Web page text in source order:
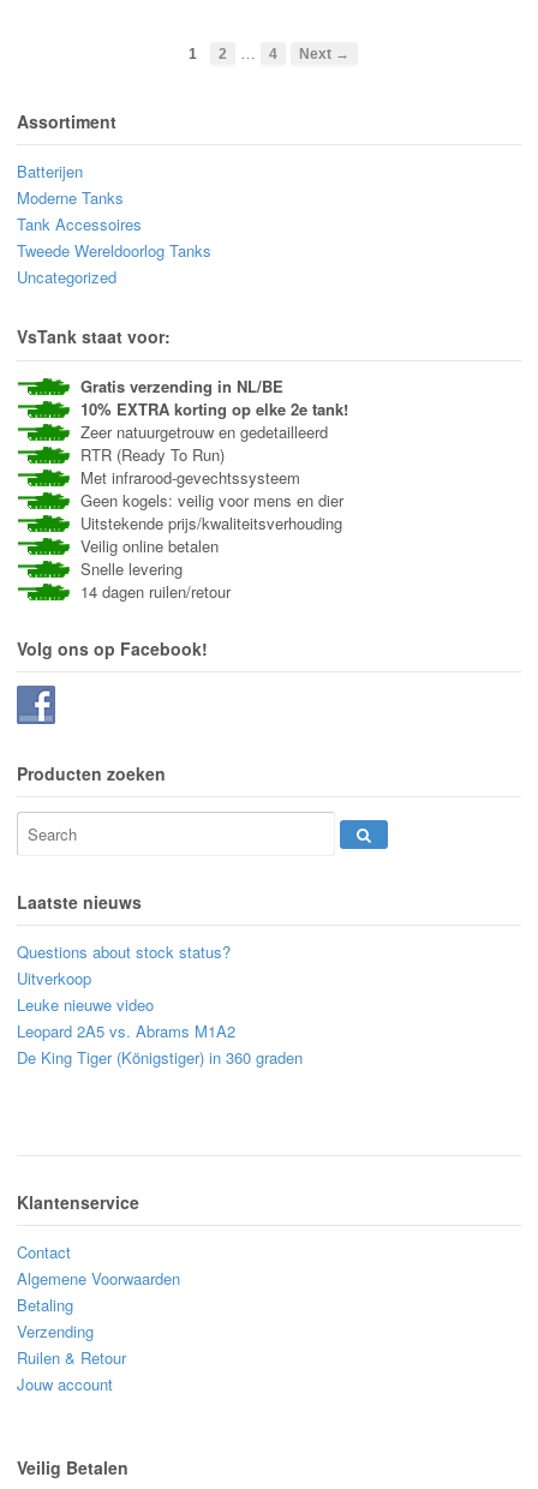
1 2 … 4 Next →
Assortiment
Batterijen
Moderne Tanks
Tank Accessoires
Tweede Wereldoorlog Tanks
Uncategorized
VsTank staat voor:
Gratis verzending in NL/BE
10% EXTRA korting op elke 2e tank!
Zeer natuurgetrouw en gedetailleerd
RTR (Ready To Run)
Met infrarood-gevechtssysteem
Geen kogels: veilig voor mens en dier
Uitstekende prijs/kwaliteitsverhouding
Veilig online betalen
Snelle levering
14 dagen ruilen/retour
Volg ons op Facebook!
Producten zoeken
Laatste nieuws
Questions about stock status?
Uitverkoop
Leuke nieuwe video
Leopard 2A5 vs. Abrams M1A2
De King Tiger (Königstiger) in 360 graden
Klantenservice
Contact
Algemene Voorwaarden
Betaling
Verzending
Ruilen & Retour
Jouw account
Veilig Betalen